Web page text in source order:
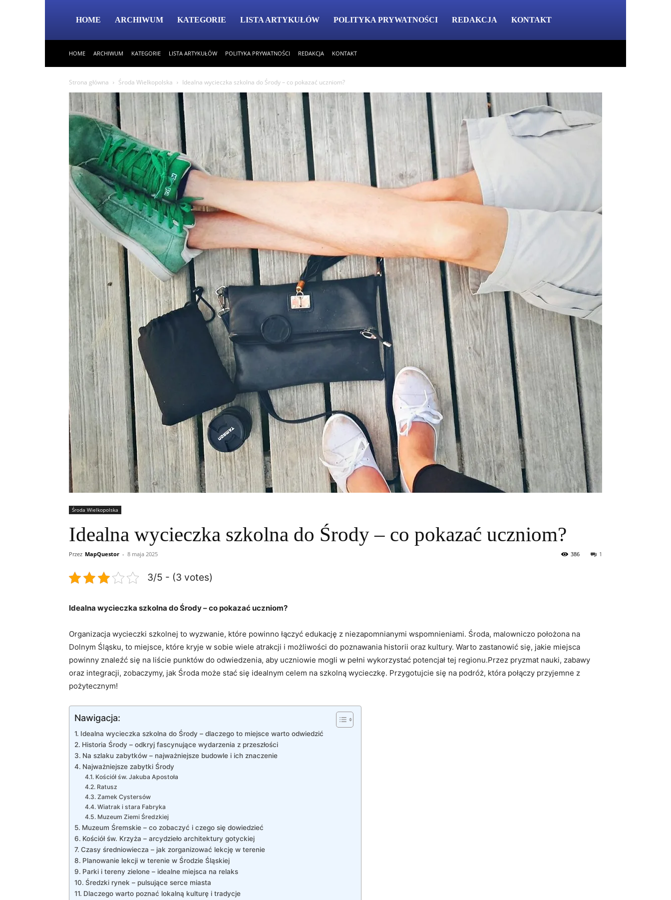
HOME ARCHIWUM KATEGORIE LISTA ARTYKUŁÓW POLITYKA PRYWATNOŚCI REDAKCJA KONTAKT
HOME ARCHIWUM KATEGORIE LISTA ARTYKUŁÓW POLITYKA PRYWATNOŚCI REDAKCJA KONTAKT
Strona główna Środa Wielkopolska Idealna wycieczka szkolna do Środy – co pokazać uczniom?
Środa Wielkopolska
Idealna wycieczka szkolna do Środy – co pokazać uczniom?
Przez MapQuestor - 8 maja 2025 1
386
3/5 - (3 votes)
Idealna wycieczka szkolna do Środy – co pokazać uczniom?
Organizacja wycieczki szkolnej to wyzwanie, które powinno łączyć edukację z niezapomnianymi wspomnieniami. Środa, malowniczo położona na
Dolnym Śląsku, to miejsce, które kryje w sobie wiele atrakcji i możliwości do poznawania historii oraz kultury. Warto zastanowić się, jakie miejsca
powinny znaleźć się na liście punktów do odwiedzenia, aby uczniowie mogli w pełni wykorzystać potencjał tej regionu.Przez pryzmat nauki, zabawy
oraz integracji, zobaczymy, jak Środa może stać się idealnym celem na szkolną wycieczkę. Przygotujcie się na podróż, która połączy przyjemne z
pożytecznym!
Nawigacja:
Idealna wycieczka szkolna do Środy – dlaczego to miejsce warto odwiedzić
Historia Środy – odkryj fascynujące wydarzenia z przeszłości
Na szlaku zabytków – najważniejsze budowle i ich znaczenie
Najważniejsze zabytki Środy
Kościół św. Jakuba Apostoła
Ratusz
Zamek Cystersów
Wiatrak i stara Fabryka
Muzeum Ziemi Średzkiej
Muzeum Śremskie – co zobaczyć i czego się dowiedzieć
Kościół św. Krzyża – arcydzieło architektury gotyckiej
Czasy średniowiecza – jak zorganizować lekcję w terenie
Planowanie lekcji w terenie w Środzie Śląskiej
Parki i tereny zielone – idealne miejsca na relaks
Średzki rynek – pulsujące serce miasta
Dlaczego warto poznać lokalną kulturę i tradycje